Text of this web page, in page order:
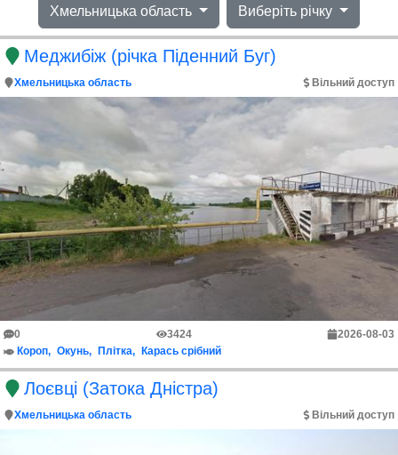
Хмельницька область Виберіть річку
Меджибіж (річка Піденний Буг)
Хмельницька область Вільний доступ
0 3424
2026-08-03
Короп
Окунь Плітка Карась срібний
Лоєвці (Затока Дністра)
Хмельницька область Вільний доступ